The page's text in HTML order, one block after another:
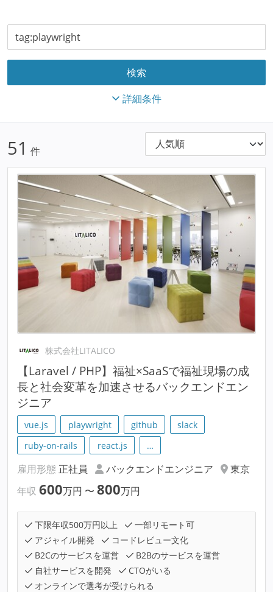
詳細条件
51 件
株式会社LITALICO
【Laravel / PHP】福祉×SaaSで福祉現場の成
長と社会変革を加速させるバックエンドエン
ジニア
vue.js playwright github
slack
ruby-on-rails
react.js …
雇用形態 正社員 バックエンドエンジニア
東京
年収 600万円 〜 800万円
下限年収500万円以上
一部リモート可
アジャイル開発
コードレビュー文化
B2Cのサービスを運営
B2Bのサービスを運営
自社サービスを開発
CTOがいる
オンラインで選考が受けられる